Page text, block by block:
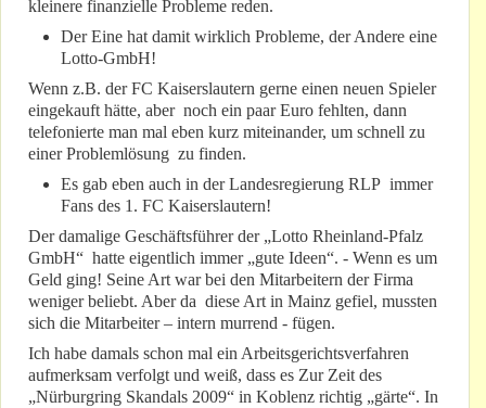
kleinere finanzielle Probleme reden.
Der Eine hat damit wirklich Probleme, der Andere eine
Lotto-GmbH!
Wenn z.B. der FC Kaiserslautern gerne einen neuen Spieler
eingekauft hätte, aber noch ein paar Euro fehlten, dann
telefonierte man mal eben kurz miteinander, um schnell zu
einer Problemlösung zu finden.
Es gab eben auch in der Landesregierung RLP immer
Fans des 1. FC Kaiserslautern!
Der damalige Geschäftsführer der „Lotto Rheinland-Pfalz
GmbH“ hatte eigentlich immer „gute Ideen“. - Wenn es um
Geld ging! Seine Art war bei den Mitarbeitern der Firma
weniger beliebt. Aber da diese Art in Mainz gefiel, mussten
sich die Mitarbeiter – intern murrend - fügen.
Ich habe damals schon mal ein Arbeitsgerichtsverfahren
aufmerksam verfolgt und weiß, dass es Zur Zeit des
„Nürburgring Skandals 2009“ in Koblenz richtig „gärte“. In